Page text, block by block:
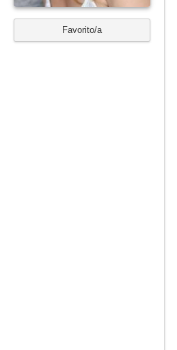
Favorito/a